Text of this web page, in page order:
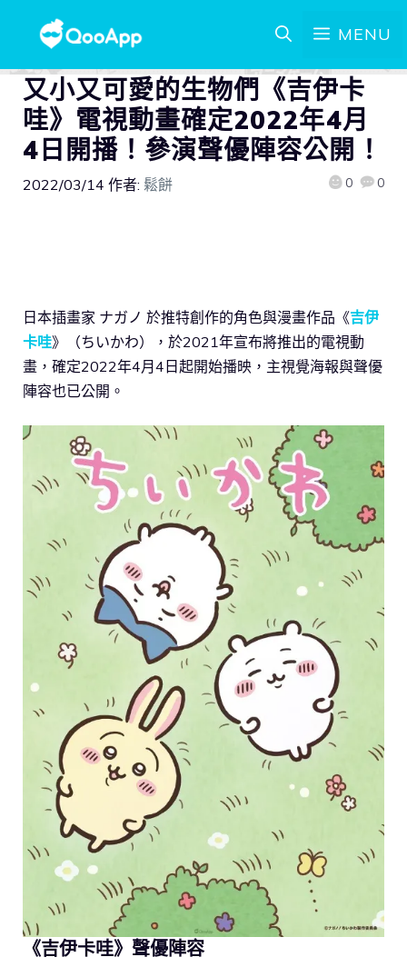
MENU
又小又可愛的生物們《吉伊卡
哇》電視動畫確定2022年4月
4日開播！參演聲優陣容公開！
2022/03/14 作者: 鬆餅 0 0
日本插畫家 ナガノ 於推特創作的角色與漫畫作品《吉伊
卡哇》（ちいかわ），於2021年宣布將推出的電視動
畫，確定2022年4月4日起開始播映，主視覺海報與聲優
陣容也已公開。
《吉伊卡哇》聲優陣容